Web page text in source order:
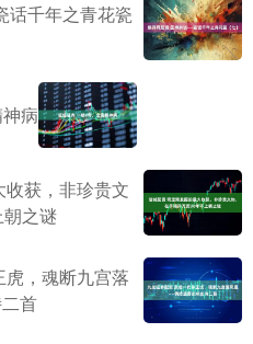
千年之青花瓷
病
获，非珍贵文
之谜
，魂断九宫落
首